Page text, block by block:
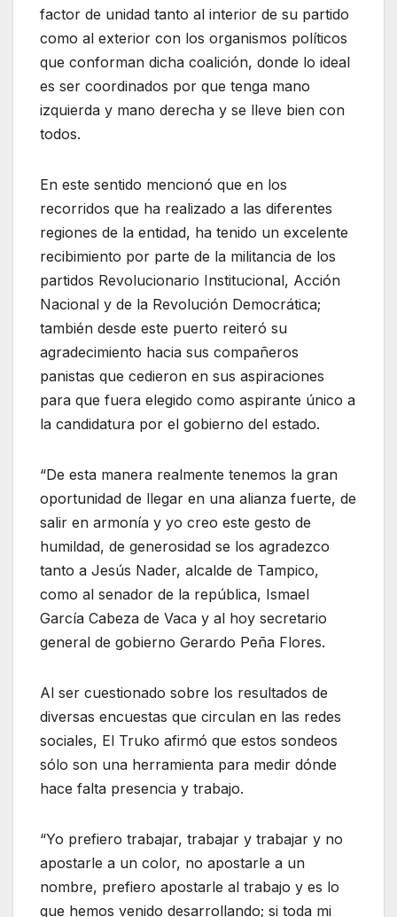
factor de unidad tanto al interior de su partido
como al exterior con los organismos políticos
que conforman dicha coalición, donde lo ideal
es ser coordinados por que tenga mano
izquierda y mano derecha y se lleve bien con
todos.
En este sentido mencionó que en los
recorridos que ha realizado a las diferentes
regiones de la entidad, ha tenido un excelente
recibimiento por parte de la militancia de los
partidos Revolucionario Institucional, Acción
Nacional y de la Revolución Democrática;
también desde este puerto reiteró su
agradecimiento hacia sus compañeros
panistas que cedieron en sus aspiraciones
para que fuera elegido como aspirante único a
la candidatura por el gobierno del estado.
“De esta manera realmente tenemos la gran
oportunidad de llegar en una alianza fuerte, de
salir en armonía y yo creo este gesto de
humildad, de generosidad se los agradezco
tanto a Jesús Nader, alcalde de Tampico,
como al senador de la república, Ismael
García Cabeza de Vaca y al hoy secretario
general de gobierno Gerardo Peña Flores.
Al ser cuestionado sobre los resultados de
diversas encuestas que circulan en las redes
sociales, El Truko afirmó que estos sondeos
sólo son una herramienta para medir dónde
hace falta presencia y trabajo.
“Yo prefiero trabajar, trabajar y trabajar y no
apostarle a un color, no apostarle a un
nombre, prefiero apostarle al trabajo y es lo
que hemos venido desarrollando; si toda mi